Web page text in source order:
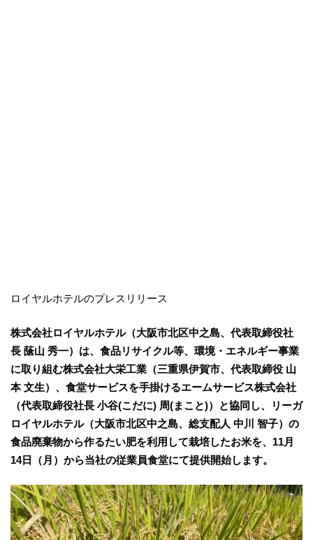
ロイヤルホテルのプレスリリース
株式会社ロイヤルホテル（大阪市北区中之島、代表取締役社
長 䕃山 秀一）は、食品リサイクル等、環境・エネルギー事業
に取り組む株式会社大栄工業（三重県伊賀市、代表取締役 山
本 文生）、食堂サービスを手掛けるエームサービス株式会社
（代表取締役社長 小谷(こだに) 周(まこと)）と協同し、リーガ
ロイヤルホテル（大阪市北区中之島、総支配人 中川 智子）の
食品廃棄物から作るたい肥を利用して栽培したお米を、11月
14日（月）から当社の従業員食堂にて提供開始します。